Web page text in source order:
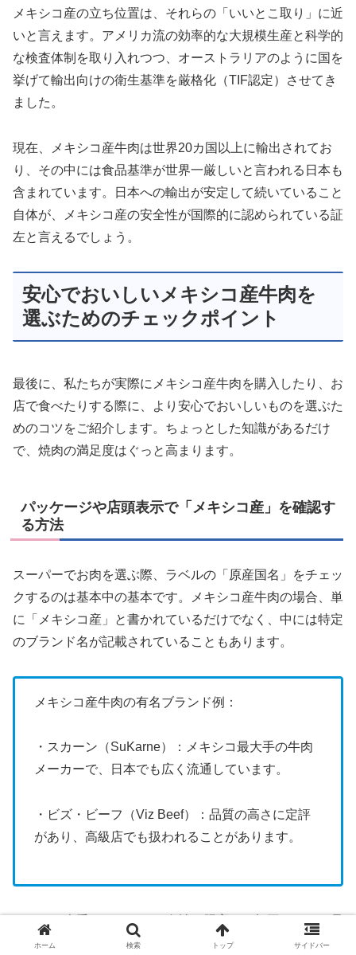
メキシコ産の立ち位置は、それらの「いいとこ取り」に近
いと言えます。アメリカ流の効率的な大規模生産と科学的
な検査体制を取り入れつつ、オーストラリアのように国を
挙げて輸出向けの衛生基準を厳格化（TIF認定）させてき
ました。
現在、メキシコ産牛肉は世界20カ国以上に輸出されてお
り、その中には食品基準が世界一厳しいと言われる日本も
含まれています。日本への輸出が安定して続いていること
自体が、メキシコ産の安全性が国際的に認められている証
左と言えるでしょう。
安心でおいしいメキシコ産牛肉を
選ぶためのチェックポイント
最後に、私たちが実際にメキシコ産牛肉を購入したり、お
店で食べたりする際に、より安心でおいしいものを選ぶた
めのコツをご紹介します。ちょっとした知識があるだけ
で、焼肉の満足度はぐっと高まります。
パッケージや店頭表示で「メキシコ産」を確認す
る方法
スーパーでお肉を選ぶ際、ラベルの「原産国名」をチェッ
クするのは基本中の基本です。メキシコ産牛肉の場合、単
に「メキシコ産」と書かれているだけでなく、中には特定
のブランド名が記載されていることもあります。
メキシコ産牛肉の有名ブランド例：
・スカーン（SuKarne）：メキシコ最大手の牛肉
メーカーで、日本でも広く流通しています。
・ビズ・ビーフ（Viz Beef）：品質の高さに定評
があり、高級店でも扱われることがあります。
これらの大手メーカーは、自社で肥育から加工までを一貫
して行っており、TIF認定はもちろんのこと、より高度な
ホーム 検索 トップ サイドバー